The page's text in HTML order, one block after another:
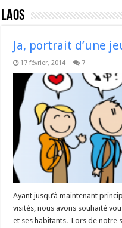
Laos
Ja, portrait d’une
17 février, 2014 7
Ayant jusqu’à maintenant
visités, nous avons souhaité
et ses habitants. Lors de notre